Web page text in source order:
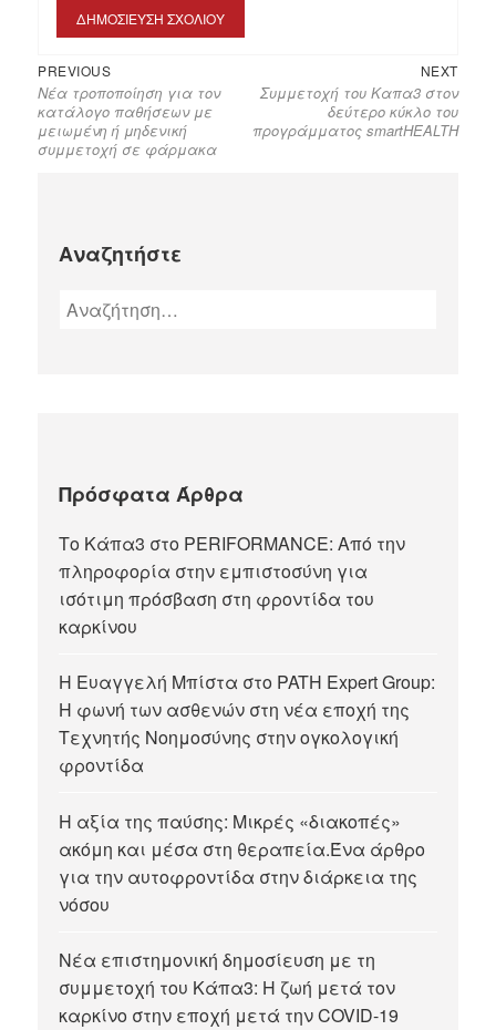
PREVIOUS
Νέα τροποποίηση για τον
κατάλογο παθήσεων με
μειωμένη ή μηδενική
συμμετοχή σε φάρμακα
NEXT
Συμμετοχή του Καπα3 στον
δεύτερο κύκλο του
προγράμματος smartHEALTH
Αναζητήστε
Πρόσφατα Άρθρα
Το Κάπα3 στο PERIFORMANCE: Από την
πληροφορία στην εμπιστοσύνη για
ισότιμη πρόσβαση στη φροντίδα του
καρκίνου
Η Ευαγγελή Μπίστα στο PATH Expert Group:
Η φωνή των ασθενών στη νέα εποχή της
Τεχνητής Νοημοσύνης στην ογκολογική
φροντίδα
Η αξία της παύσης: Μικρές «διακοπές»
ακόμη και μέσα στη θεραπεία.Ένα άρθρο
για την αυτοφροντίδα στην διάρκεια της
νόσου
Νέα επιστημονική δημοσίευση με τη
συμμετοχή του Κάπα3: Η ζωή μετά τον
καρκίνο στην εποχή μετά την COVID-19